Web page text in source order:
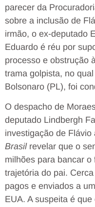
parecer da
sobre a inclusão de
irmão, o ex-deputado
Eduardo é réu por
processo e obstrução
trama golpista, no
Bolsonaro (PL), foi
O despacho de
deputado Lindbergh
investigação de Flávio
Brasilrevelar que o
milhões para bancar o
trajetória do pai.
pagos e enviados a
EUA. A suspeita é